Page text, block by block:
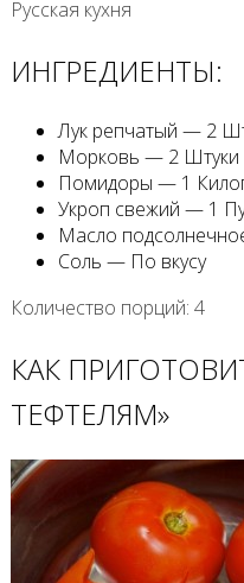
Русская кухня
ИНГРЕДИЕНТЫ:
Лук репчатый — 2
Морковь — 2 Штуки
Помидоры — 1
Укроп свежий — 1
Масло
Соль — По вкусу
Количество порций: 4
КАК
ТЕФТЕЛЯМ»